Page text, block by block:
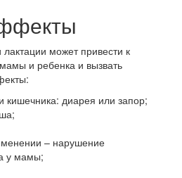
может привести к
и ребенка и вызвать
кишечника: диарея или запор;
– нарушение
у мамы;